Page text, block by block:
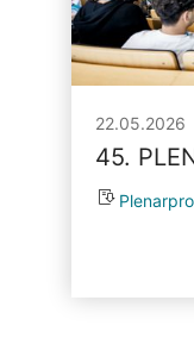
22.05.2026
45.